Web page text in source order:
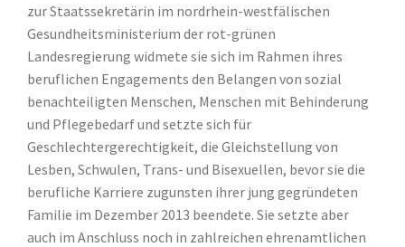
zur Staatssekretärin im nordrhein-westfälischen
Gesundheitsministerium der rot-grünen
Landesregierung widmete sie sich im Rahmen ihres
beruflichen Engagements den Belangen von sozial
benachteiligten Menschen, Menschen mit Behinderung
und Pflegebedarf und setzte sich für
Geschlechtergerechtigkeit, die Gleichstellung von
Lesben, Schwulen, Trans- und Bisexuellen, bevor sie die
berufliche Karriere zugunsten ihrer jung gegründeten
Familie im Dezember 2013 beendete. Sie setzte aber
auch im Anschluss noch in zahlreichen ehrenamtlichen